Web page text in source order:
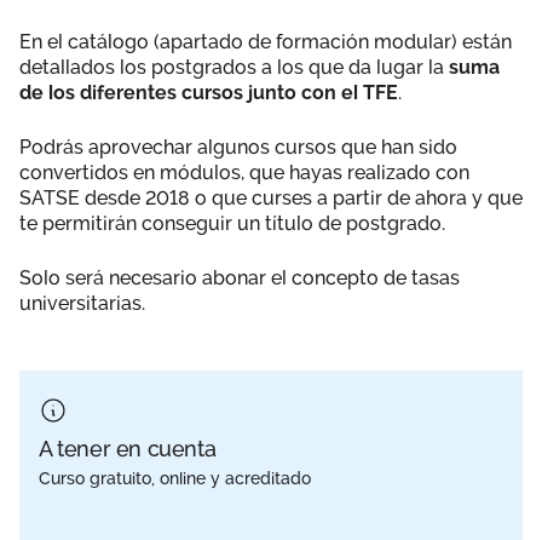
En el catálogo (apartado de formación modular) están
detallados los postgrados a los que da lugar la suma
de los diferentes cursos junto con el TFE.
Podrás aprovechar algunos cursos que han sido
convertidos en módulos, que hayas realizado con
SATSE desde 2018 o que curses a partir de ahora y que
te permitirán conseguir un título de postgrado.
Solo será necesario abonar el concepto de tasas
universitarias.
A tener en cuenta
Curso gratuito, online y acreditado